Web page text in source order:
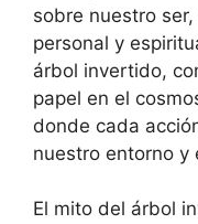
sobre nuestro
personal y
árbol invertido,
papel en el
donde cada
nuestro entorno y
El mito del árbol